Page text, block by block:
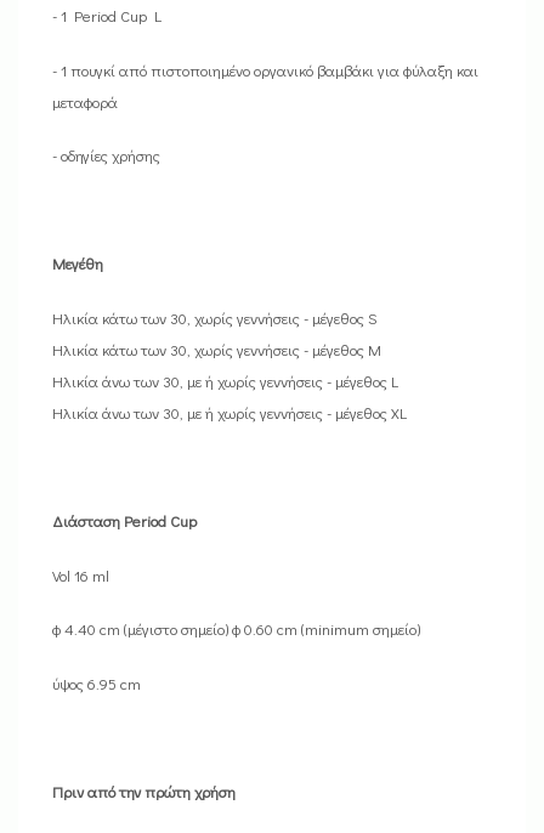
- 1 Period Cup L
- 1 πουγκί από πιστοποιημένο οργανικό βαμβάκι για φύλαξη και
μεταφορά
- οδηγίες χρήσης
Μεγέθη
Ηλικία κάτω των 30, χωρίς γεννήσεις - μέγεθος S
Ηλικία κάτω των 30, χωρίς γεννήσεις - μέγεθος M
Ηλικία άνω των 30, με ή χωρίς γεννήσεις - μέγεθος L
Ηλικία άνω των 30, με ή χωρίς γεννήσεις - μέγεθος XL
Διάσταση Period Cup
Vol 16 ml
φ 4.40 cm (μέγιστο σημείο) φ 0.60 cm (minimum σημείο)
ύψος 6.95 cm
Πριν από την πρώτη χρήση